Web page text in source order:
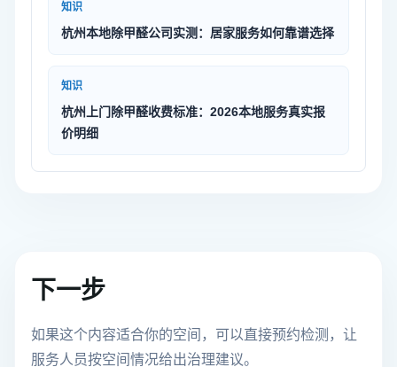
知识
杭州本地除甲醛公司实测：居家服务如何靠谱选择
知识
杭州上门除甲醛收费标准：2026本地服务真实报
价明细
下一步
如果这个内容适合你的空间，可以直接预约检测，让
服务人员按空间情况给出治理建议。